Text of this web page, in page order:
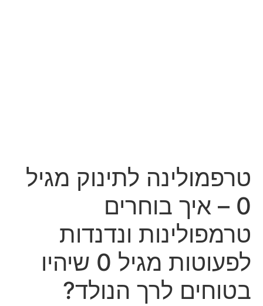
טרפמולינה לתינוק מגיל
0 – איך בוחרים
טרמפולינות ונדנדות
לפעוטות מגיל 0 שיהיו
בטוחים לרך הנולד?